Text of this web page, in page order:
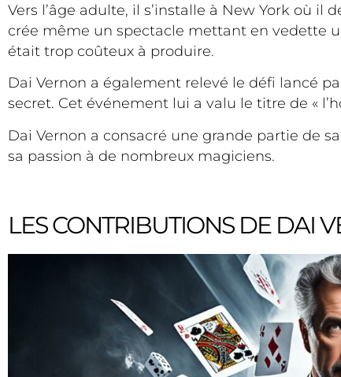
Vers l’âge adulte, il s’installe à New York où il
crée même un spectacle mettant en vedette
était trop coûteux à produire.
Dai Vernon a également relevé le défi lancé
secret. Cet événement lui a valu le titre de «
Dai Vernon a consacré une grande partie de
sa passion à de nombreux magiciens.
LES CONTRIBUTIONS DE DAI